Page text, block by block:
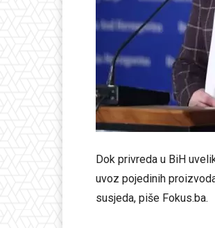
Dok privreda u BiH
uvoz pojedinih
susjeda, piše Fokus.ba.